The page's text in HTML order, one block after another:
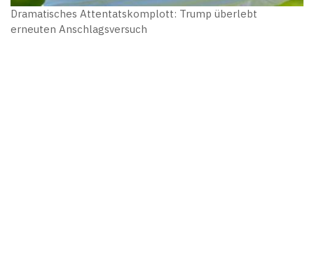
Dramatisches Attentatskomplott: Trump überlebt
erneuten Anschlagsversuch